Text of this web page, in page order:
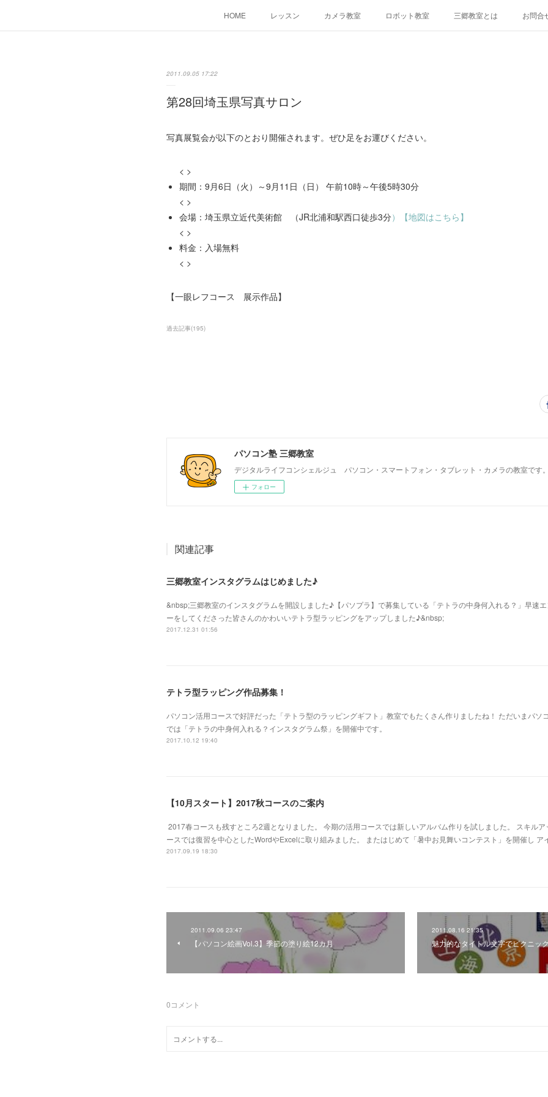
HOME レッスン カメラ教室 ロボット教室 三郷教室とは お問合
2011.09.05 17:22
第28回埼玉県写真サロン
写真展覧会が以下のとおり開催されます。ぜひ足をお運びください。
< >
期間：9月6日（火）～9月11日（日） 午前10時～午後5時30分
< >
会場：埼玉県立近代美術館 （JR北浦和駅西口徒歩3分）【地図はこちら】
< >
料金：入場無料
< >
【一眼レフコース 展示作品】
過去記事(195)
パソコン塾 三郷教室
デジタルライフコンシェルジュ パソコン・スマートフォン・タブレット・カメラの教室です
フォロー
関連記事
三郷教室インスタグラムはじめました♪
&nbsp;三郷教室のインスタグラムを開設しました♪【パソプラ】で募集している「テトラの中身何入れる？」早速
ーをしてくださった皆さんのかわいいテトラ型ラッピングをアップしました♪&nbsp;
2017.12.31 01:56
テトラ型ラッピング作品募集！
パソコン活用コースで好評だった「テトラ型のラッピングギフト」教室でもたくさん作りましたね！ ただいまパソ
では「テトラの中身何入れる？インスタグラム祭」を開催中です。
2017.10.12 19:40
【10月スタート】2017秋コースのご案内
2017春コースも残すところ2週となりました。 今期の活用コースでは新しいアルバム作りを試しました。 スキルア
ースでは復習を中心としたWordやExcelに取り組みました。 またはじめて「暑中お見舞いコンテスト」を開催し
2017.09.19 18:30
2011.09.06 23:47
【パソコン絵画Vol.3】季節の塗り絵12カ月
2011.08.16 21:35
魅力的なタイトル文字でピクニッ
0コメント